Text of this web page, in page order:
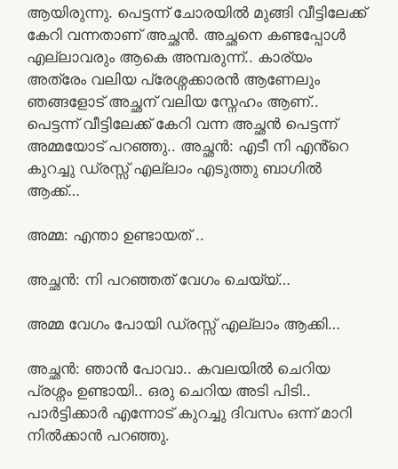
ആയിരുന്നു. പെട്ടന്ന് ചോരയിൽ മുങ്ങി വീട്ടിലേക്ക്
കേറി വന്നതാണ് അച്ഛൻ. അച്ഛനെ കണ്ടപ്പോൾ
എല്ലാവരും ആകെ അമ്പരുന്ന്.. കാര്യം
അത്രേം വലിയ പ്രേശ്നക്കാരൻ ആണേലും
ഞങ്ങളോട് അച്ഛന് വലിയ സ്നേഹം ആണ്..
പെട്ടന്ന് വീട്ടിലേക്ക് കേറി വന്ന അച്ഛൻ പെട്ടന്ന്
അമ്മയോട് പറഞ്ഞു.. അച്ഛൻ: എടീ നി എൻ്റെ
കുറച്ചു ഡ്രസ്സ് എല്ലാം എടുത്തു ബാഗിൽ
ആക്ക്…
അമ്മ: എന്താ ഉണ്ടായത് ..
അച്ഛൻ: നി പറഞ്ഞത് വേഗം ചെയ്യ്…
അമ്മ വേഗം പോയി ഡ്രസ്സ് എല്ലാം ആക്കി…
അച്ഛൻ: ഞാൻ പോവാ.. കവലയിൽ ചെറിയ
പ്രശ്നം ഉണ്ടായി.. ഒരു ചെറിയ അടി പിടി..
പാർട്ടിക്കാർ എന്നോട് കുറച്ചു ദിവസം ഒന്ന് മാറി
നിൽക്കാൻ പറഞ്ഞു.